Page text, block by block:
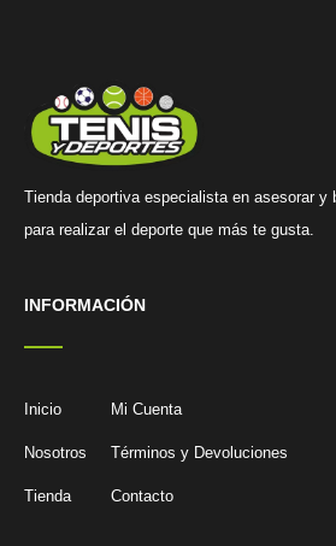
Tienda deportiva especialista en asesorar y
para realizar el deporte que más te gusta.
INFORMACIÓN
Inicio
Nosotros
Tienda
Mi Cuenta
Términos y Devoluciones
Contacto